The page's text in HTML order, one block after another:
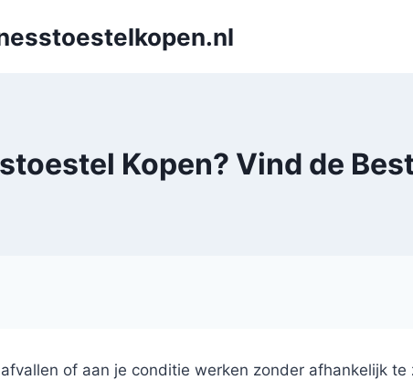
Kopen? Vind de
of aan je conditie werken zonder afhankelijk te